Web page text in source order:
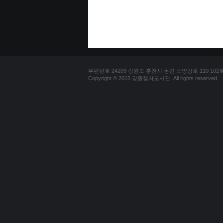
우편번호 24209 강원도 춘천시 동면 소양강로 110 102
Copyright © 2015 강원점자도서관. All rights reserved.